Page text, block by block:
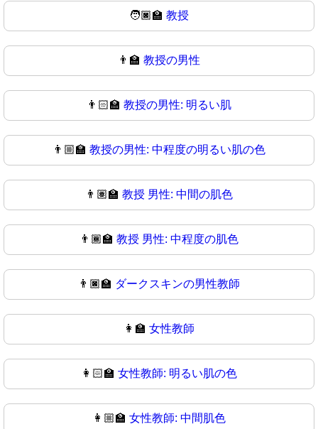
🧑🏿‍🏫 教授
👨‍🏫 教授の男性
👨🏻‍🏫 教授の男性: 明るい肌
👨🏼‍🏫 教授の男性: 中程度の明るい肌の色
👨🏽‍🏫 教授 男性: 中間の肌色
👨🏾‍🏫 教授 男性: 中程度の肌色
👨🏿‍🏫 ダークスキンの男性教師
👩‍🏫 女性教師
👩🏻‍🏫 女性教師: 明るい肌の色
👩🏼‍🏫 女性教師: 中間肌色